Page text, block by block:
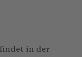
in der